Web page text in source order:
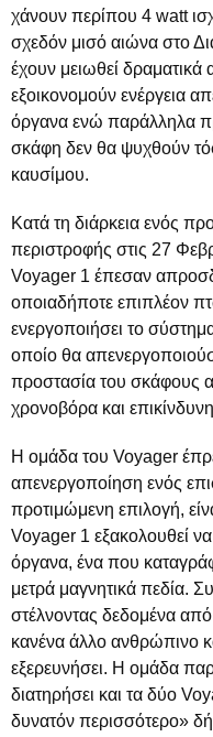
χάνουν περίπου 4 watt
σχεδόν μισό αιώνα στο
έχουν μειωθεί δραματικά
εξοικονομούν ενέργεια
όργανα ενώ παράλληλα
σκάφη δεν θα ψυχθούν
καυσίμου.
Κατά τη διάρκεια ενός
περιστροφής στις 27
Voyager 1 έπεσαν
οποιαδήποτε επιπλέον
ενεργοποιήσει το
οποίο θα
προστασία του σκάφους
χρονοβόρα και
Η ομάδα του Voyager
απενεργοποίηση ενός
προτιμώμενη επιλογή,
Voyager 1 εξακολουθεί να
όργανα, ένα που
μετρά μαγνητικά πεδία.
στέλνοντας δεδομένα
κανένα άλλο ανθρώπινο
εξερευνήσει. Η ομάδα
διατηρήσει και τα δύο
δυνατόν περισσότερο»